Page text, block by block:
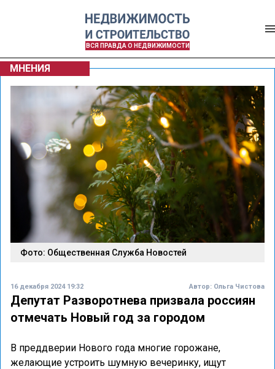
ВСЯ ПРАВДА О НЕДВИЖИМОСТИ
МНЕНИЯ
Фото: Общественная Служба Новостей
16 декабря 2024 19:32 Автор: Ольга Чистова
Депутат Разворотнева призвала россиян
отмечать Новый год за городом
В преддверии Нового года многие горожане,
желающие устроить шумную вечеринку, ищут